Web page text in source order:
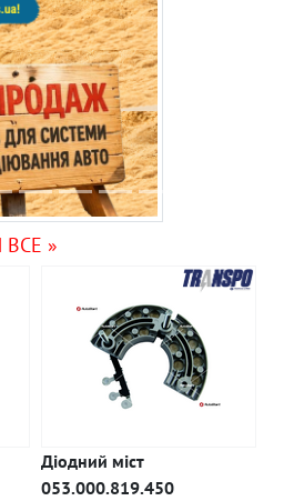
»
Діодний міст
053.000.819.450